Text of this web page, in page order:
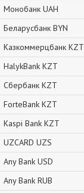
Монобанк UAH
Беларусбанк BYN
Казкоммерцбанк KZT
HalykBank KZT
Сбербанк KZT
ForteBank KZT
Kaspi Bank KZT
UZCARD UZS
Any Bank USD
Any Bank RUB